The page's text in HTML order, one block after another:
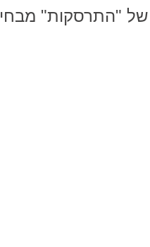
"התרסקות"